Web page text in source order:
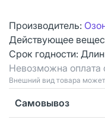
Производитель:
Действующее
Срок годности:
Невозможна оплата
Bнешний вид товара
Самовывоз